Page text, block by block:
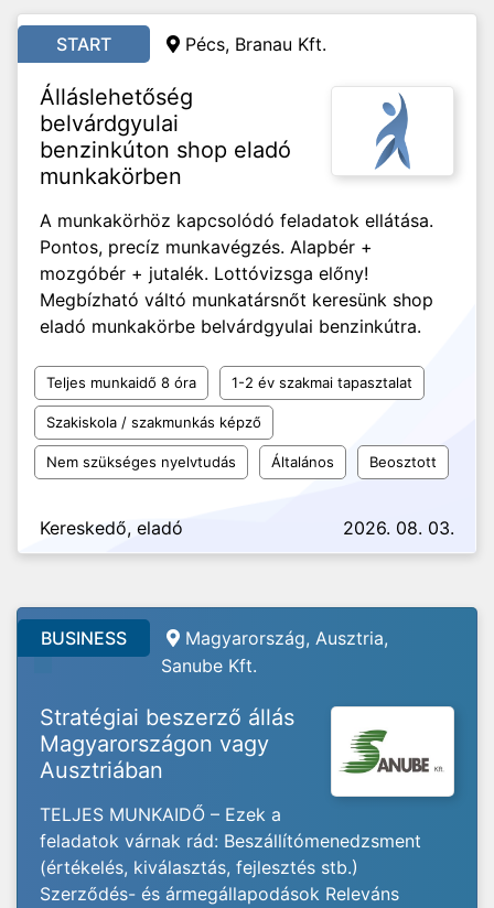
START Pécs, Branau Kft.
Álláslehetőség
belvárdgyulai
benzinkúton shop eladó
munkakörben
A munkakörhöz kapcsolódó feladatok ellátása.
Pontos, precíz munkavégzés. Alapbér +
mozgóbér + jutalék. Lottóvizsga előny!
Megbízható váltó munkatársnőt keresünk shop
eladó munkakörbe belvárdgyulai benzinkútra.
Teljes munkaidő 8 óra 1-2 év szakmai tapasztalat
Szakiskola / szakmunkás képző
Nem szükséges nyelvtudás Általános Beosztott
Kereskedő, eladó 2026. 08. 03.
BUSINESS
Magyarország, Ausztria,
Sanube Kft.
Stratégiai beszerző állás
Magyarországon vagy
Ausztriában
TELJES MUNKAIDŐ – Ezek a
feladatok várnak rád: Beszállítómenedzsment
(értékelés, kiválasztás, fejlesztés stb.)
Szerződés- és ármegállapodások Releváns